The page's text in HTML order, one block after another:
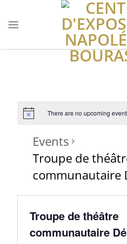
content
There are no upcoming
Events
Troupe de
communautaire
Troupe de théâtre
communautaire